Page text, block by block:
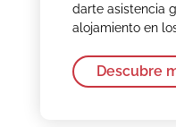
darte asistencia
alojamiento en
Descubre